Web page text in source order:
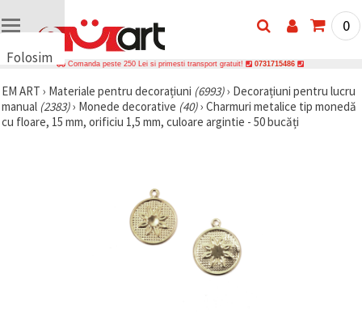
Folosim
uri
🍪 Folosim
cookie-uri
0
Comanda peste 250 Lei si primesti transport gratuit! 0731715486
EM ART › Materiale pentru decorațiuni (6993)› Decorațiuni pentru lucru
manual (2383)› Monede decorative (40)› Charmuri metalice tip monedă
cu floare, 15 mm, orificiu 1,5 mm, culoare argintie - 50 bucăți